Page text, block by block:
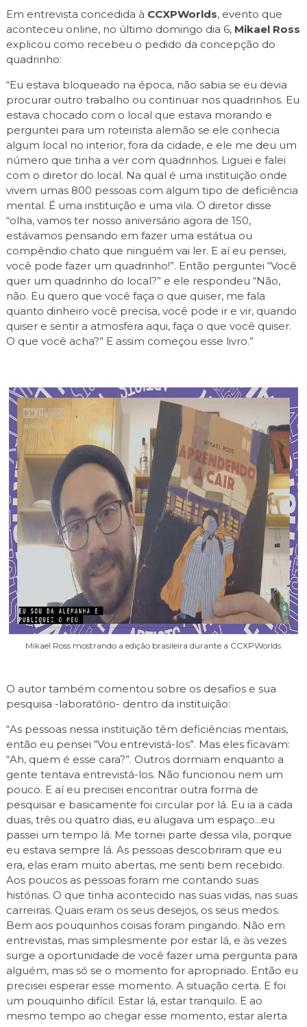
Em entrevista concedida à CCXPWorlds, evento que
aconteceu online, no último domingo dia 6, Mikael Ross
explicou como recebeu o pedido da concepção do
quadrinho:
“Eu estava bloqueado na época, não sabia se eu devia
procurar outro trabalho ou continuar nos quadrinhos. Eu
estava chocado com o local que estava morando e
perguntei para um roteirista alemão se ele conhecia
algum local no interior, fora da cidade, e ele me deu um
número que tinha a ver com quadrinhos. Liguei e falei
com o diretor do local. Na qual é uma instituição onde
vivem umas 800 pessoas com algum tipo de deficiência
mental. É uma instituição e uma vila. O diretor disse
“olha, vamos ter nosso aniversário agora de 150,
estávamos pensando em fazer uma estátua ou
compêndio chato que ninguém vai ler. E aí eu pensei,
você pode fazer um quadrinho!”. Então perguntei “Você
quer um quadrinho do local?” e ele respondeu “Não,
não. Eu quero que você faça o que quiser, me fala
quanto dinheiro você precisa, você pode ir e vir, quando
quiser e sentir a atmosfera aqui, faça o que você quiser.
O que você acha?” E assim começou esse livro.”
Mikael Ross mostrando a edição brasileira durante a CCXPWorlds
O autor também comentou sobre os desafios e sua
pesquisa -laboratório- dentro da instituição:
“As pessoas nessa instituição têm deficiências mentais,
então eu pensei “Vou entrevistá-los”. Mas eles ficavam:
“Ah, quem é esse cara?”. Outros dormiam enquanto a
gente tentava entrevistá-los. Não funcionou nem um
pouco. E aí eu precisei encontrar outra forma de
pesquisar e basicamente foi circular por lá. Eu ia a cada
duas, três ou quatro dias, eu alugava um espaço...eu
passei um tempo lá. Me tornei parte dessa vila, porque
eu estava sempre lá. As pessoas descobriram que eu
era, elas eram muito abertas, me senti bem recebido.
Aos poucos as pessoas foram me contando suas
histórias. O que tinha acontecido nas suas vidas, nas suas
carreiras. Quais eram os seus desejos, os seus medos.
Bem aos pouquinhos coisas foram pingando. Não em
entrevistas, mas simplesmente por estar lá, e às vezes
surge a oportunidade de você fazer uma pergunta para
alguém, mas só se o momento for apropriado. Então eu
precisei esperar esse momento. A situação certa. E foi
um pouquinho difícil. Estar lá, estar tranquilo. E ao
mesmo tempo ao chegar esse momento, estar alerta